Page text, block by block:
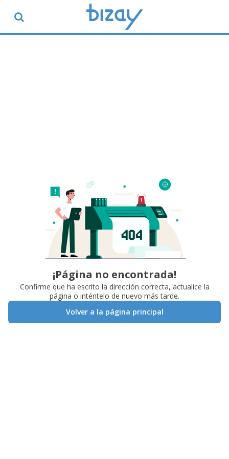
¡Página no encontrada!
Confirme que ha escrito la dirección correcta, actualice la
página o inténtelo de nuevo más tarde.